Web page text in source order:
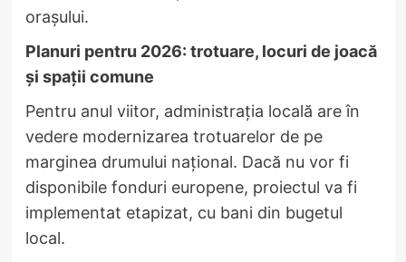
orașului.
Planuri pentru 2026: trotuare, locuri de joacă
și spații comune
Pentru anul viitor, administrația locală are în
vedere modernizarea trotuarelor de pe
marginea drumului național. Dacă nu vor fi
disponibile fonduri europene, proiectul va fi
implementat etapizat, cu bani din bugetul
local.